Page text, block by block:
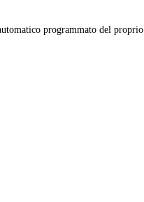
programmato del proprio